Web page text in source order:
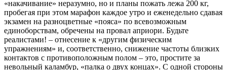
«накачивание» неразумно, но и планы пожать лежа 200 кг,
пробегая при этом марафон каждое утро и еженедельно сдавая
экзамен на разноцветные «пояса» по всевозможным
единоборствам, обречены на провал априори. Будьте
реалистами! – отнесение к «другим физическим
упражнениям» и, соответственно, снижение частоты близких
контактов с противоположным полом – это, простите за
невольный каламбур, «палка о двух концах». С одной стороны